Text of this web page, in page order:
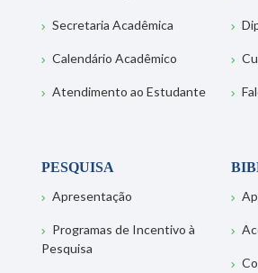
Secretaria Acadêmica
Calendário Acadêmico
Atendimento ao Estudante
PESQUISA
Apresentação
Programas de Incentivo à
Pesquisa